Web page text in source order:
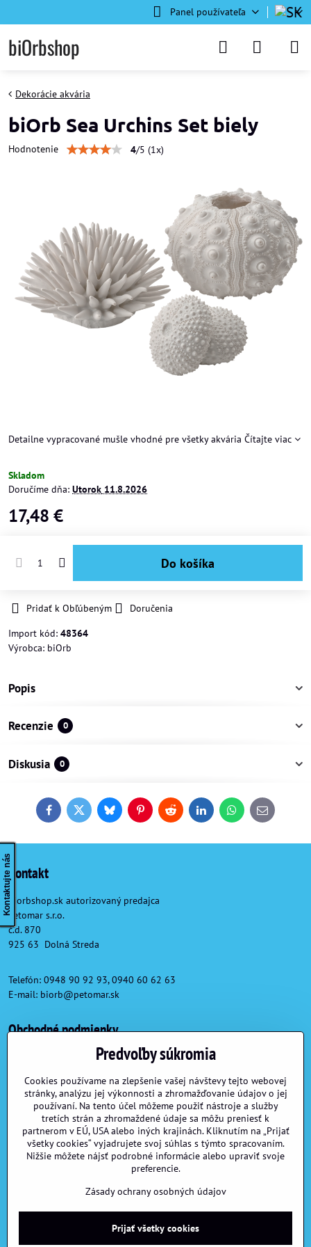
Panel používateľa
biOrbshop
Dekorácie akvária
biOrb Sea Urchins Set biely
Hodnotenie 4/5 (1x)
Detailne vypracované mušle vhodné pre všetky akvária Čítajte viac
Skladom
Doručíme dňa: Utorok 11.8.2026
17,48 €
Do košíka
Pridať k Obľúbeným
Doručenia
Import kód: 48364
Výrobca: biOrb
Popis
Recenzie 0
Diskusia 0
FacebookTwitterBlueskyPinterestReddit LinkedInWhatsApp
E-
mail
Kontakt
Biorbshop.sk autorizovaný predajca
Petomar s.r.o.
č.d. 870
925 63 Dolná Streda
Telefón: 0948 90 92 93, 0940 60 62 63
E-mail: biorb@petomar.sk
Obchodné podmienky
Obchodné podmienky
Reklamačné podmienky
Formulár na odstúpenie od zmluvy
Kontaktujte nás
Užitočné linky
©2026Copyright
Predvoľby súkromiaZásady ochrany osobných údajov
Predvoľby súkromia
Cookies používame na zlepšenie vašej návštevy tejto webovej
stránky, analýzu jej výkonnosti a zhromažďovanie údajov o jej
používaní. Na tento účel môžeme použiť nástroje a služby
tretích strán a zhromaždené údaje sa môžu preniesť k
partnerom v EÚ, USA alebo iných krajinách. Kliknutím na „Prijať
všetky cookies“ vyjadrujete svoj súhlas s týmto spracovaním.
Nižšie môžete nájsť podrobné informácie alebo upraviť svoje
preferencie.
Zásady ochrany osobných údajov
Prijať všetky cookies